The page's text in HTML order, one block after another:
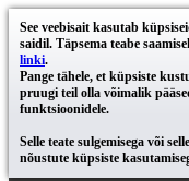
See veebisait kasutab
saidil. Täpsema teabe
linki.
Pange tähele, et küpsiste
pruugi teil olla võimalik
funktsioonidele.
Selle teate sulgemisega või
nõustute küpsiste